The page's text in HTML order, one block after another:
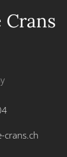
Crans
crans.ch